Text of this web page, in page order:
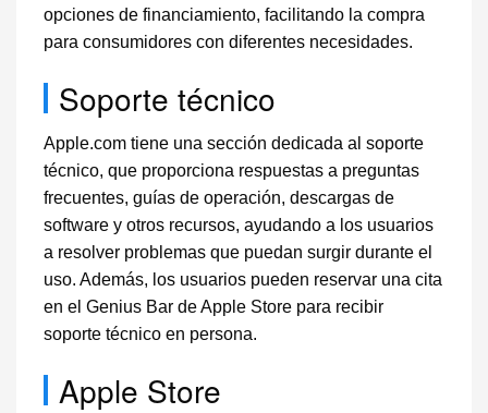
opciones de financiamiento, facilitando la compra
para consumidores con diferentes necesidades.
Soporte técnico
Apple.com tiene una sección dedicada al soporte
técnico, que proporciona respuestas a preguntas
frecuentes, guías de operación, descargas de
software y otros recursos, ayudando a los usuarios
a resolver problemas que puedan surgir durante el
uso. Además, los usuarios pueden reservar una cita
en el Genius Bar de Apple Store para recibir
soporte técnico en persona.
Apple Store